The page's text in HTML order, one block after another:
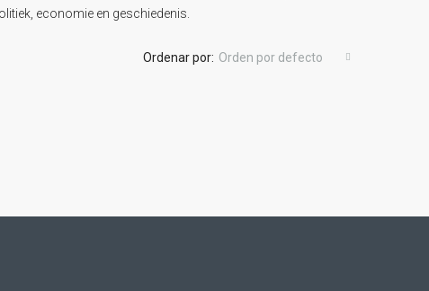
economie en geschiedenis.
Ordenar por: Orden por defecto